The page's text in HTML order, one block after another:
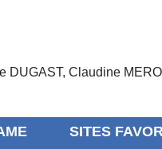
DUGAST, Claudine
SITES